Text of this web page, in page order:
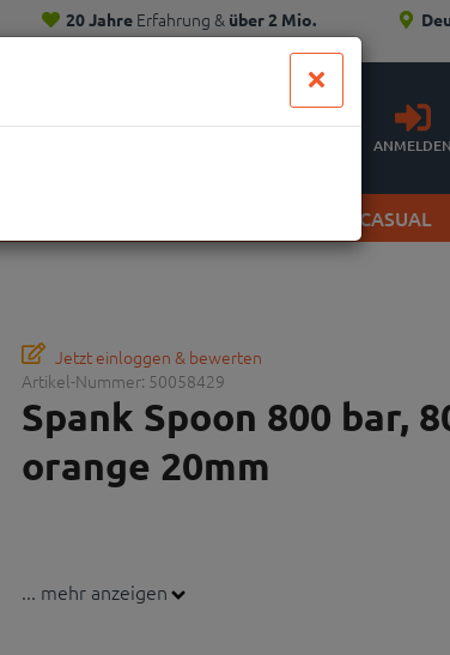
20 JahreErfahrung & über 2 Mio.
Kunden
ANMELDEN
STREETWEAR & CASUAL
Jetzt einloggen & bewerten
Artikel-Nummer: 50058429
Spank Spoon 800 bar,
orange 20mm
... mehr anzeigen